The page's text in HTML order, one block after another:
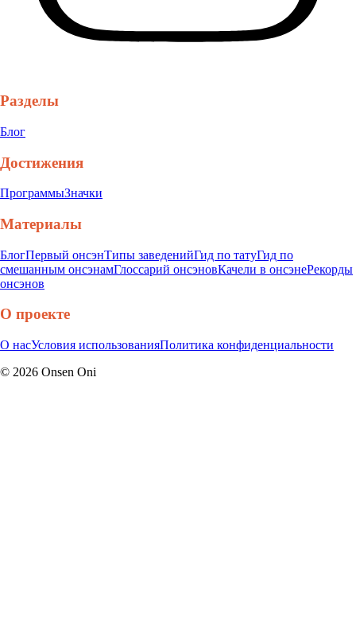
Разделы
Блог
Достижения
ПрограммыЗначки
Материалы
БлогПервый онсэнТипы заведенийГид по татуГид по
смешанным онсэнамГлоссарий онсэновКачели в онсэнеРекорды
онсэнов
О проекте
О насУсловия использованияПолитика конфиденциальности
© 2026 Onsen Oni